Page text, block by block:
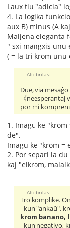
Laux tiu "adicia"
4. La logika
aux B) minus (A
Maljena eleganta
" sxi mangxis unu
( = la tri krom unu
Altebrilas:
Due, via
《neesperantaj
por mi
1. Imagu ke "krom
de".
Imagu ke "krom =
2. Por separi la
kaj "elkrom,
Altebrilas:
Tro komplike.
- kun "ankaŭ",
krom banano,
- kun negativo,